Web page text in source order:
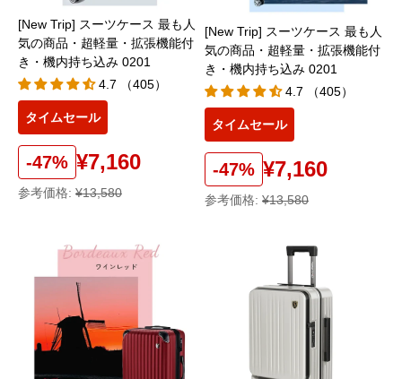
[New Trip] スーツケース 最も人
気の商品・超軽量・拡張機能付
き・機内持ち込み 0201
4.7 （405）
タイムセール
-47% ¥7,160
参考価格: ¥13,580
[New Trip] スーツケース 最も人
気の商品・超軽量・拡張機能付
き・機内持ち込み 0201
4.7 （405）
タイムセール
-47% ¥7,160
参考価格: ¥13,580